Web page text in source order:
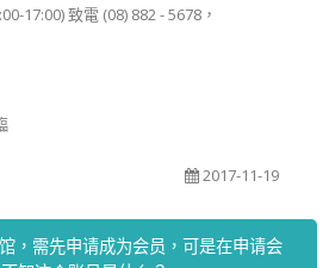
17:00) 致電 (08) 882 - 5678，
2017-11-19
，需先申请成为会员，可是在申请会